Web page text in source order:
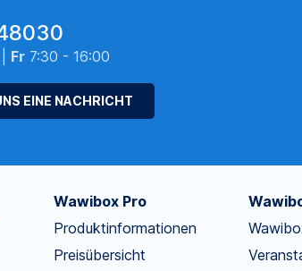
Fr 7:30 - 16:00
EINE NACHRICHT
Wawibox Pro
Produktinformationen
Preisübersicht